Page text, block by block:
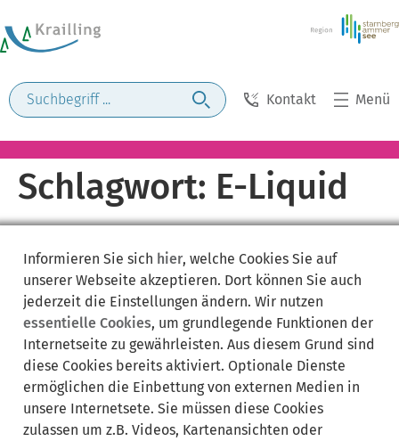
Kontakt Menü
Schlagwort: E-Liquid
Informieren Sie sich hier, welche Cookies Sie auf
unserer Webseite akzeptieren. Dort können Sie auch
jederzeit die Einstellungen ändern. Wir nutzen
essentielle Cookies, um grundlegende Funktionen der
Internetseite zu gewährleisten. Aus diesem Grund sind
diese Cookies bereits aktiviert. Optionale Dienste
ermöglichen die Einbettung von externen Medien in
unsere Internetsete. Sie müssen diese Cookies
zulassen um z.B. Videos, Kartenansichten oder